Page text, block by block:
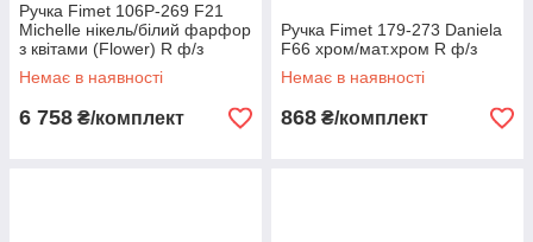
Ручка Fimet 106P-269 F21
Michelle нікель/білий фарфор
з квітами (Flower) R ф/з
Немає в наявності
6 758 ₴/комплект
Ручка Fimet 179-273 Daniela
F66 хром/мат.хром R ф/з
Немає в наявності
868 ₴/комплект